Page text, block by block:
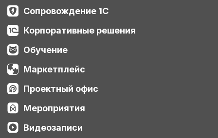
Сопровождение 1С
Корпоративные решения
Обучение
Маркетплейс
Проектный офис
Мероприятия
Видеозаписи